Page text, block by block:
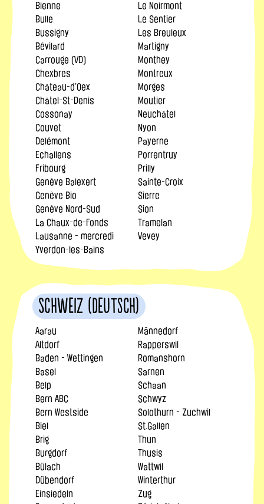
Bienne
Bulle
Bussigny
Bévilard
Carrouge (VD)
Chexbres
Château-d’Oex
Châtel-St-Denis
Cossonay
Couvet
Delémont
Echallens
Fribourg
Genève Balexert
Genève Bio
Genève Nord-Sud
La Chaux-de-Fonds
Lausanne - mercredi
Le Noirmont
Le Sentier
Les Breuleux
Martigny
Monthey
Montreux
Morges
Moutier
Neuchâtel
Nyon
Payerne
Porrentruy
Prilly
Sainte-Croix
Sierre
Sion
Tramelan
Vevey
Yverdon-les-Bains
Schweiz (Deutsch)
Aarau
Altdorf
Baden - Wettingen
Basel
Belp
Bern ABC
Bern Westside
Biel
Brig
Burgdorf
Bülach
Dübendorf
Einsiedeln
Männedorf
Rapperswil
Romanshorn
Sarnen
Schaan
Schwyz
Solothurn - Zuchwil
St.Gallen
Thun
Thusis
Wattwil
Winterthur
Zug